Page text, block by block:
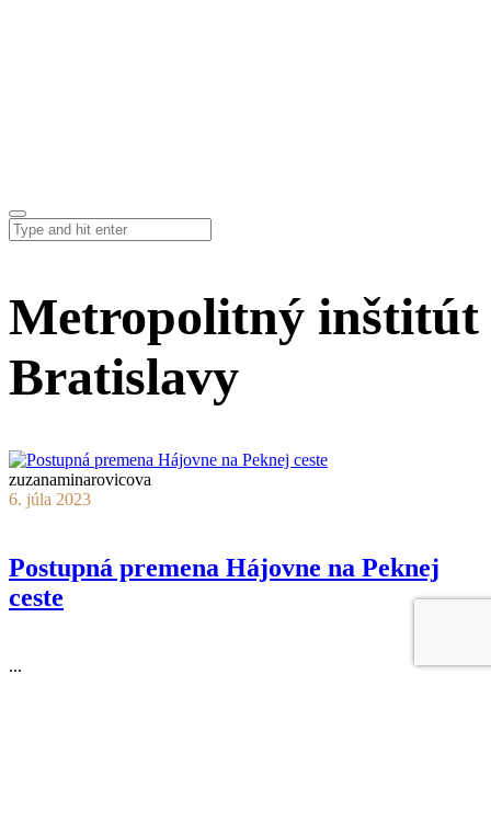
Metropolitný inštitút
Bratislavy
zuzanaminarovicova
6. júla 2023
Postupná premena Hájovne na Peknej
ceste
...